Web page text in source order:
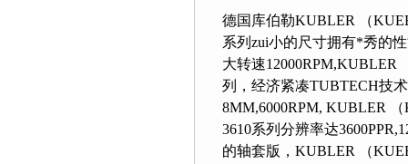
德国库伯勒KUBLER （
系列zui小的尺寸拥有*秀的性
大转速12000RPM,KUBLER
列，经济紧凑TUBTECH技术
8MM,6000RPM, KUBLER
3610系列分辨率达
的轴套版，KUBLER （